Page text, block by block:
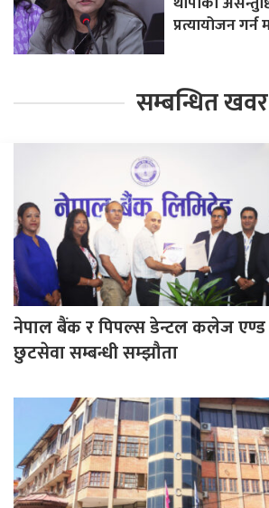
प्रत्यायोजन गर्न
सम्बन्धित खवर
नेपाल बैंक र पिपल्स डेन्टल कलेज एण्ड
छुटसेवा सम्बन्धी सम्झौता